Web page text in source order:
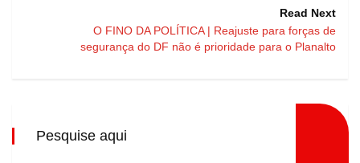
Read Next
O FINO DA POLÍTICA | Reajuste para forças de
segurança do DF não é prioridade para o Planalto
Pesquise aqui